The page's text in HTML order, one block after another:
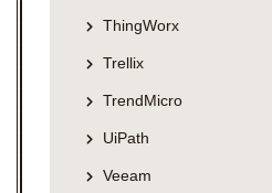
ThingWorx
Trellix
TrendMicro
UiPath
Veeam